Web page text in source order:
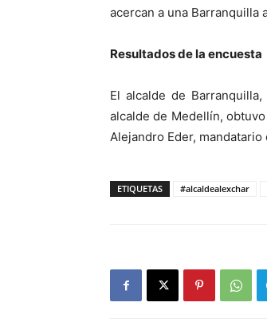
acercan a una Barranquilla
Resultados de la encuesta
El alcalde de
alcalde de Medellín,
Alejandro Eder,
ETIQUETAS #alcaldealexchar